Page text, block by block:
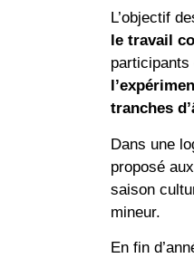
L’objectif
le travail
participants
tranches
Dans une
proposé
saison
mineur.
En fin